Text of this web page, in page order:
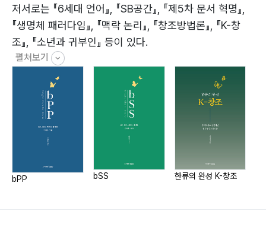
천안(天安) ?25
봄 ?26
나방이 ?27
소년과 여름과 개구리 ?28
오늘이 내 인생의
끝이라면 ?30
자(ruler) ?31
동양 3국의 깡 ?32
도살장 ?34
저서로는 『6세대 언어』, 『SB공간』, 『제5차 문서 혁명』,
『생명체 패러다임』, 『맥락 논리』, 『창조방법론』, 『K-창
조』, 『소년과 귀부인』 등이 있다.
이메일 kosbkosbkosb@naver.com
펼쳐보기
bPP bSS 한류의 완성 K-창조